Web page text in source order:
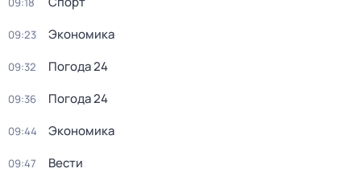
09:23 Экономика
09:32 Погода 24
09:36 Погода 24
09:44 Экономика
09:47 Вести